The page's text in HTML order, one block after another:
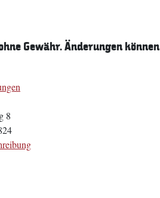
Gewähr. Änderungen
8